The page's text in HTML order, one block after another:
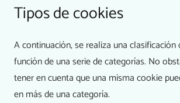
Tipos de cookies
A continuación, se realiza una
función de una serie de categorías. No
tener en cuenta que una misma cookie
en más de una categoría.